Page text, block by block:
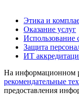
Этика и
Оказание услуг
Использование
Защита
ИТ
На информационном
рекомендательные
предоставления